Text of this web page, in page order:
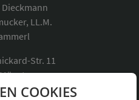
COOKIES
LL.M.
Str. 11
488835-0